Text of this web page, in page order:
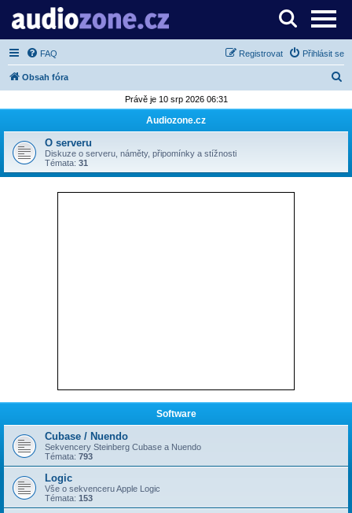
Server o digitálním zpracování zvuku
FAQ Přihlásit se
Registrovat
Obsah fóra
d
t
Právě je 10 srp 2026 06:31
Audiozone.cz
O serveru
Diskuze o serveru, náměty, připomínky a stížnosti
Témata: 31
Software
Cubase / Nuendo
Sekvencery Steinberg Cubase a Nuendo
Témata: 793
Logic
Vše o sekvenceru Apple Logic
Témata: 153